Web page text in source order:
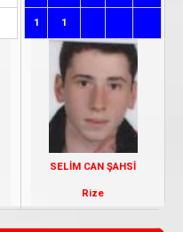
1 1
SELİM CAN ŞAHSİ
Rize